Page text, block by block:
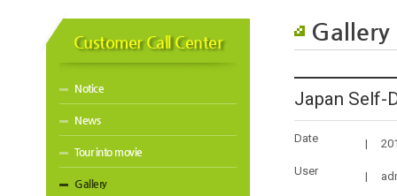
Customer Call Center
Notice
News
Tour into movie
Gallery
Gallery
Japan Self-
Date |
User |